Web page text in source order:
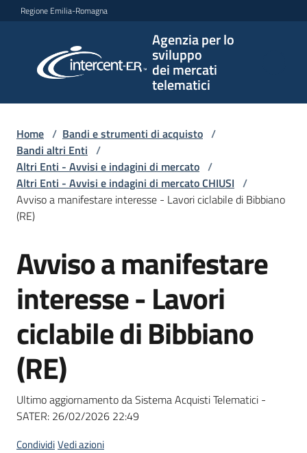
Vai al contenuto
Vai alla navigazione
Vai al footer
Regione Emilia-Romagna
Agenzia per lo
sviluppo
dei mercati
telematici
per lo
sviluppo
telematici
L'Agenzia
Bandi
e
di
Supporto
Piattaforme
telematiche
Home / Bandi e strumenti di acquisto /
Bandi altri Enti /
Altri Enti - Avvisi e indagini di mercato /
Altri Enti - Avvisi e indagini di mercato CHIUSI /
Avviso a manifestare interesse - Lavori ciclabile di Bibbiano
(RE)
Salta al contenuto
Avviso a manifestare
interesse - Lavori
ciclabile di Bibbiano
(RE)
Ultimo aggiornamento da Sistema Acquisti Telematici -
SATER: 26/02/2026 22:49
CondividiVedi azioni